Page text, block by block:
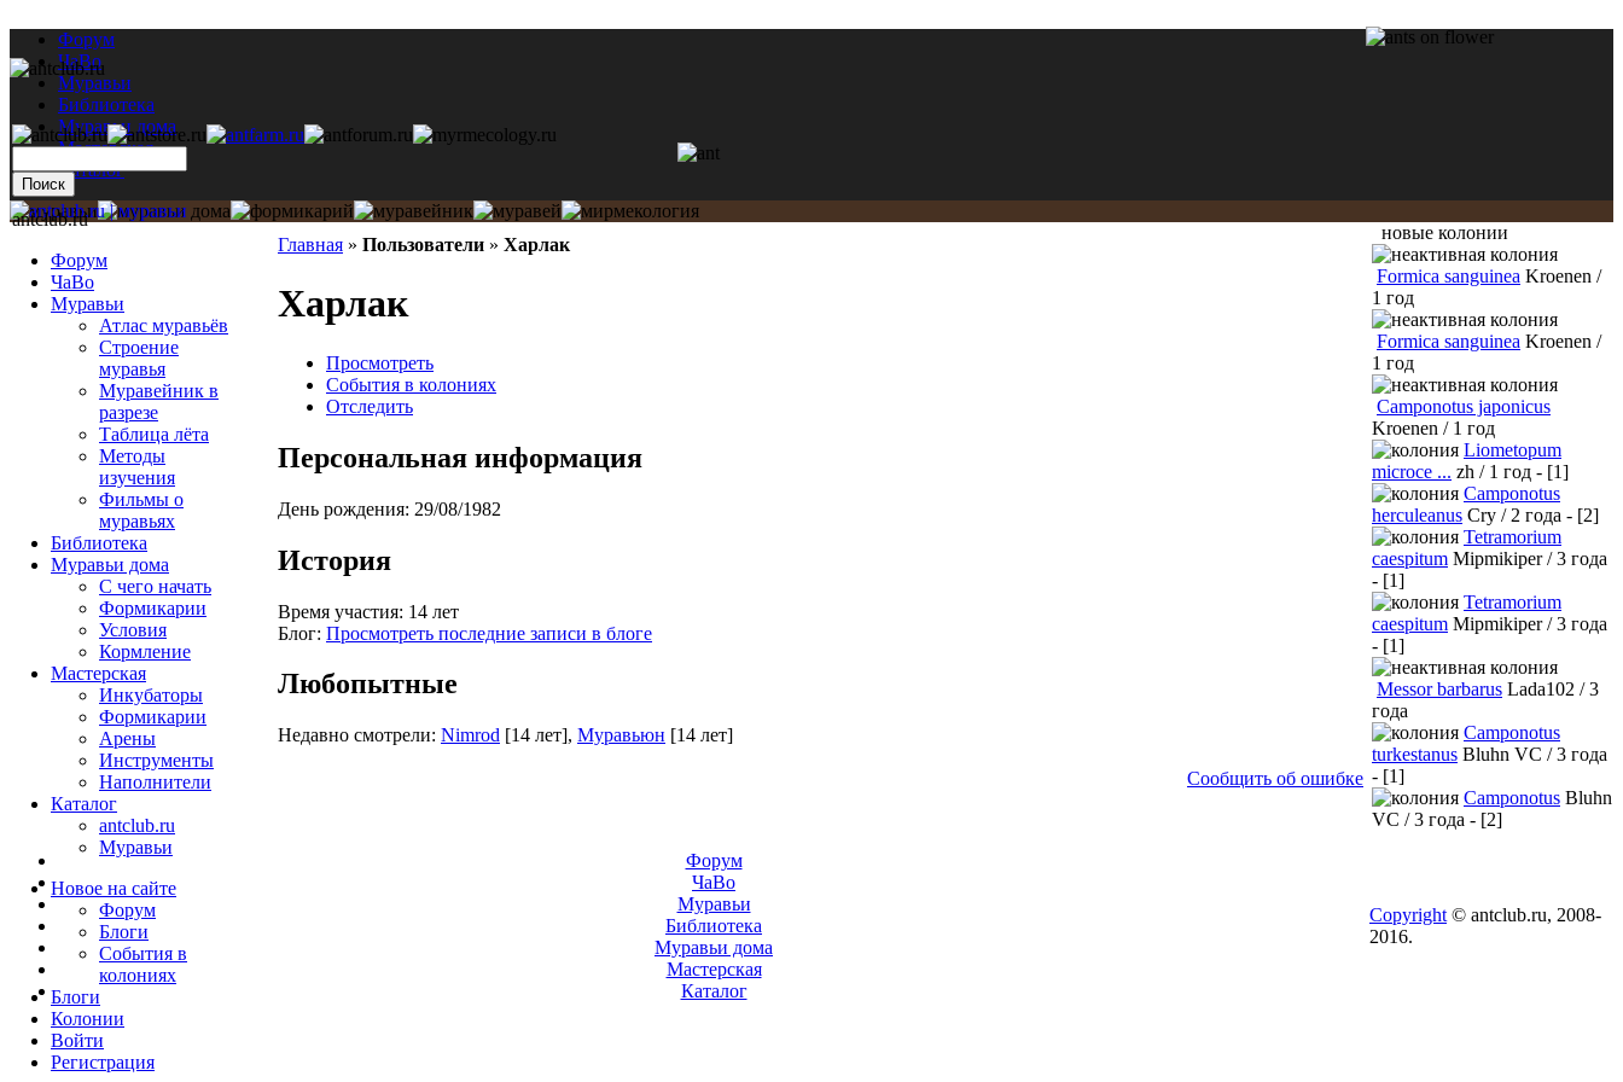
Форум
ЧаВо
Муравьи
Библиотека
Муравьи дома
Мастерская
Каталог
Главная » Пользователи » Харлак
Харлак
Просмотреть
События в колониях
Отследить
Персональная информация
День рождения: 29/08/1982
История
Время участия: 14 лет
Блог: Просмотреть последние записи в блоге
Любопытные
Недавно смотрели: Nimrod [14 лет], Муравьюн [14 лет]
Сообщить об ошибке
antclub.ru
Форум
ЧаВо
Муравьи
Атлас муравьёв
Строение
муравья
Муравейник в
разрезе
Таблица лёта
Методы
изучения
Фильмы о
муравьях
Библиотека
Муравьи дома
С чего начать
Формикарии
Условия
Кормление
Мастерская
Инкубаторы
Формикарии
Арены
Инструменты
Наполнители
Каталог
antclub.ru
Муравьи
Новое на сайте
Форум
Блоги
События в
колониях
Блоги
Колонии
Войти
Peгиcтpaция
новые колонии
Formica sanguinea Kroenen /
1 год
Formica sanguinea Kroenen /
1 год
Camponotus japonicus
Kroenen / 1 год
Liometopum
microce ... zh / 1 год - [1]
Camponotus
herculeanus Cry / 2 года - [2]
Tetramorium
caespitum Mipmikiper / 3 года
- [1]
Tetramorium
caespitum Mipmikiper / 3 года
- [1]
Messor barbarus Lada102 / 3
года
Camponotus
turkestanus Bluhn VC / 3 года
- [1]
Camponotus Bluhn
VC / 3 года - [2]
Форум
ЧаВо
Муравьи
Библиотека
Муравьи дома
Мастерская
Каталог
Copyright © antclub.ru, 2008-
2016.